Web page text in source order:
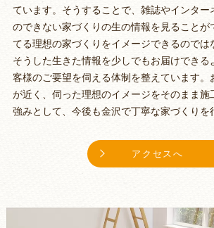
ています。そうすることで、雑誌やインター
のできない家づくりの生の情報を見ることが
てる理想の家づくりをイメージできるのでは
そうした生きた情報を少しでもお届けできる
客様のご要望を伺える体制を整えています。
が近く、伺った理想のイメージをそのまま施
強みとして、今後も金沢で丁寧な家づくりを
アクセスへ